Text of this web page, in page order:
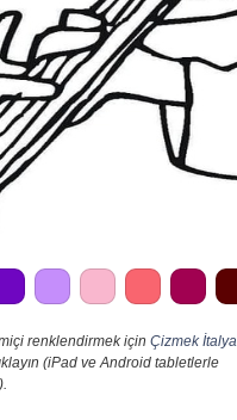
renklendirmek için Çizmek İtalya
(iPad ve Android tabletlerle